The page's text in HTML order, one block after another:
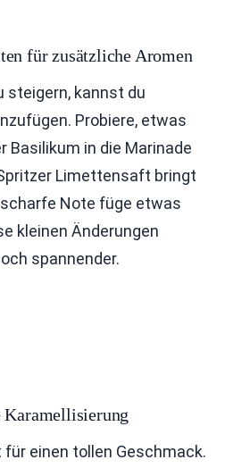
für zusätzliche Aromen
steigern, kannst du
Probiere, etwas
Basilikum in die Marinade
Limettensaft bringt
Note füge etwas
kleinen Änderungen
spannender.
Karamellisierung
einen tollen Geschmack.